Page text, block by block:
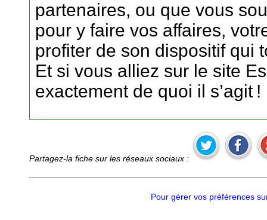
partenaires, ou que vous
pour y faire vos affaires,
profiter de son dispositif qui
Et si vous alliez sur le site
exactement de quoi il s’agit !
Partagez-la fiche sur les réseaux sociaux :
Pour gérer vos préférences